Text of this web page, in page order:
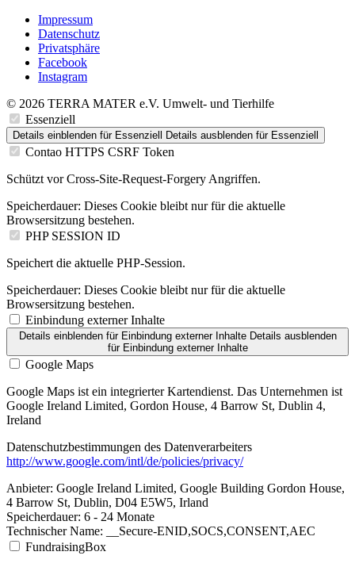
Impressum
Datenschutz
Privatsphäre
Facebook
Instagram
© 2026 TERRA MATER e.V. Umwelt- und Tierhilfe
Essenziell
Details einblenden für Essenziell Details ausblenden für Essenziell
Contao HTTPS CSRF Token
Schützt vor Cross-Site-Request-Forgery Angriffen.
Speicherdauer: Dieses Cookie bleibt nur für die aktuelle
Browsersitzung bestehen.
PHP SESSION ID
Speichert die aktuelle PHP-Session.
Speicherdauer: Dieses Cookie bleibt nur für die aktuelle
Browsersitzung bestehen.
Einbindung externer Inhalte
Details einblendenfür Einbindung externer Inhalte Details ausblenden
für Einbindung externer Inhalte
Google Maps
Google Maps ist ein integrierter Kartendienst. Das Unternehmen ist
Google Ireland Limited, Gordon House, 4 Barrow St, Dublin 4,
Ireland
Datenschutzbestimmungen des Datenverarbeiters
http://www.google.com/intl/de/policies/privacy/
Anbieter: Google Ireland Limited, Google Building Gordon House,
4 Barrow St, Dublin, D04 E5W5, Irland
Speicherdauer: 6 - 24 Monate
Technischer Name: __Secure-ENID,SOCS,CONSENT,AEC
FundraisingBox